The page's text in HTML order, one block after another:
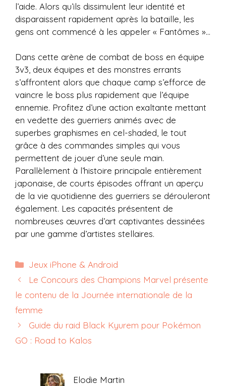
l’aide. Alors qu’ils dissimulent leur identité et
disparaissent rapidement après la bataille, les
gens ont commencé à les appeler « Fantômes »…
Dans cette arène de combat de boss en équipe
3v3, deux équipes et des monstres errants
s’affrontent alors que chaque camp s’efforce de
vaincre le boss plus rapidement que l’équipe
ennemie. Profitez d’une action exaltante mettant
en vedette des guerriers animés avec de
superbes graphismes en cel-shaded, le tout
grâce à des commandes simples qui vous
permettent de jouer d’une seule main.
Parallèlement à l’histoire principale entièrement
japonaise, de courts épisodes offrant un aperçu
de la vie quotidienne des guerriers se dérouleront
également. Les capacités présentent de
nombreuses œuvres d’art captivantes dessinées
par une gamme d’artistes stellaires.
Catégories
Jeux iPhone & Android
Le Concours des Champions Marvel présente
le contenu de la Journée internationale de la
femme
Guide du raid Black Kyurem pour Pokémon
GO : Road to Kalos
Elodie Martin